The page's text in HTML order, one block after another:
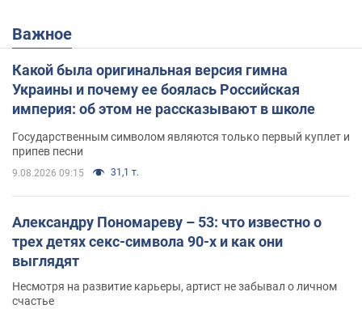
Важное
Какой была оригинальная версия гимна
Украины и почему ее боялась Российская
империя: об этом не рассказывают в школе
Государственным символом являются только первый куплет и
припев песни
9.08.2026 09:15 31,1 т.
Александру Пономареву – 53: что известно о
трех детях секс-символа 90-х и как они
выглядят
Несмотря на развитие карьеры, артист не забывал о личном
счастье